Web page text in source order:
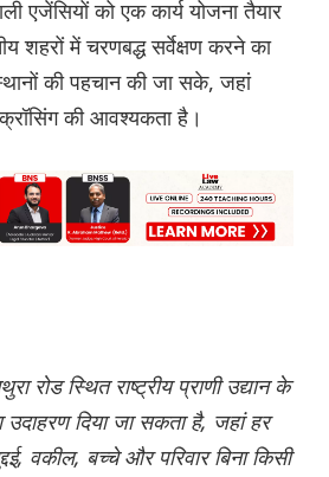
एजेंसियों को एक कार्य योजना तैयार
शहरों में चरणबद्ध सर्वेक्षण करने का
की पहचान की जा सके, जहां
की आवश्यकता है।
रोड स्थित राष्ट्रीय प्राणी उद्यान के
दिया जा सकता है, जहां हर
वकील, बच्चे और परिवार बिना किसी